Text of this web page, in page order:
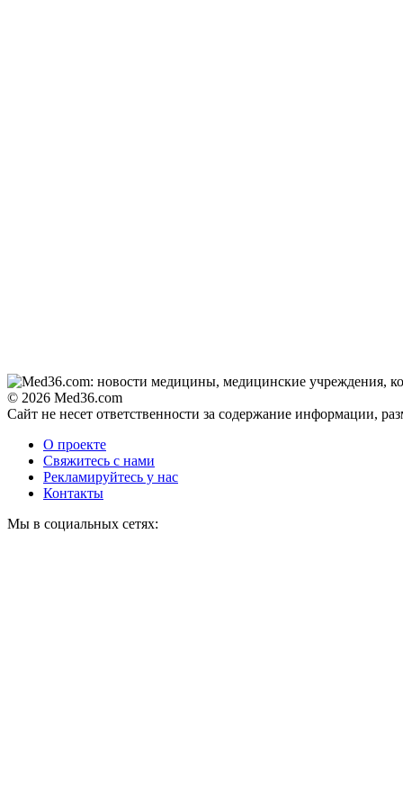
© 2026 Med36.com
Сайт не несет ответственности за содержание информации,
О проекте
Свяжитесь с нами
Рекламируйтесь у нас
Контакты
Мы в социальных сетях: